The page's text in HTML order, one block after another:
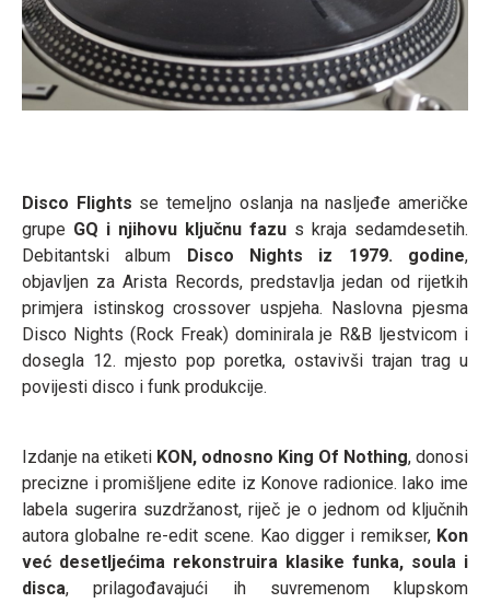
Disco Flights se temeljno oslanja na nasljeđe američke
grupe GQ i njihovu ključnu fazu s kraja sedamdesetih.
Debitantski album
Disco Nights iz 1979. godine,
objavljen za Arista Records, predstavlja jedan od rijetkih
primjera istinskog crossover uspjeha. Naslovna pjesma
Disco Nights (Rock Freak) dominirala je R&B ljestvicom i
dosegla 12. mjesto pop poretka, ostavivši trajan trag u
povijesti disco i funk produkcije.
Izdanje na etiketi KON, odnosno King Of Nothing, donosi
precizne i promišljene edite iz Konove radionice. Iako ime
labela sugerira suzdržanost, riječ je o jednom od ključnih
autora globalne re-edit scene. Kao digger i remikser, Kon
već desetljećima rekonstruira klasike funka, soula i
disca, prilagođavajući ih suvremenom klupskom